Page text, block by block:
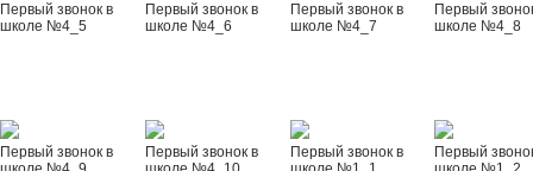
Первый звонок в
школе №4_5
Первый звонок в
школе №4_6
Первый звонок в
школе №4_7
Первый
школе №4_8
Первый звонок в
Первый звонок в
Первый звонок в
Первый